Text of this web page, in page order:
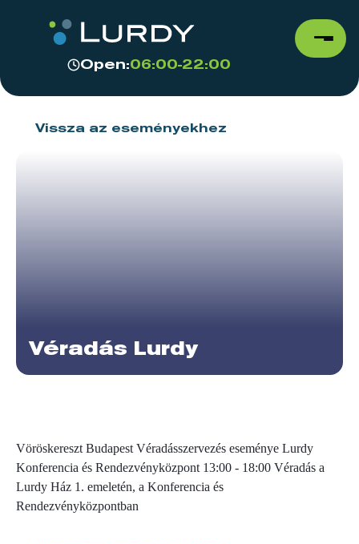
Open:06:00-22:00
Vissza az eseményekhez
Véradás Lurdy
Vöröskereszt Budapest Véradásszervezés eseménye Lurdy
Konferencia és Rendezvényközpont 13:00 - 18:00 Véradás a
Lurdy Ház 1. emeletén, a Konferencia és
Rendezvényközpontban